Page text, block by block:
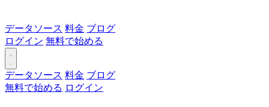
データソース 料金 ブログ
ログイン 無料で始める
データソース 料金 ブログ
無料で始める ログイン